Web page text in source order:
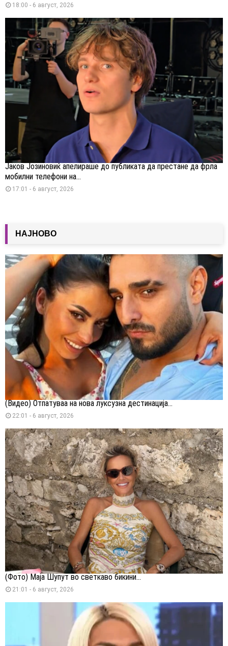
18:00 - 6 август, 2026
Јаков Јозиновиќ апелираше до публиката да престане да фрла
мобилни телефони на...
17:01 - 6 август, 2026
НАЈНОВО
(Видео) Отпатуваа на нова луксузна дестинација...
22:01 - 6 август, 2026
(Фото) Маја Шупут во светкаво бикини...
21:01 - 6 август, 2026